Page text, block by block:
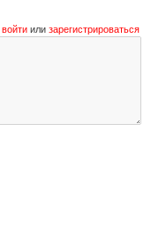
войти или зарегистрироваться